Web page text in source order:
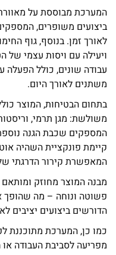
המערכת מבוססת על
ביצועים משופרים,
ויעילה עם ויסות עצמי של
עבודה שונים, כולל הפעלה
משתנים לאורך היום.
בתחום הבטיחות, המוצר
המספקים שכבת הגנה
קיימת פונקציית השהיה
המאפשרת קירור הדרגתי
מבנה המוצר מחוזק
פשוטה ונוחה – מה שהופך
הדורשים ביצועים יציבים
כמו כן, המערכת מתוכננת
מפריעה לסביבת העבודה או